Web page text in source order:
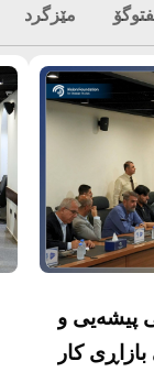
مێزگرد
پیشەیی و
کار